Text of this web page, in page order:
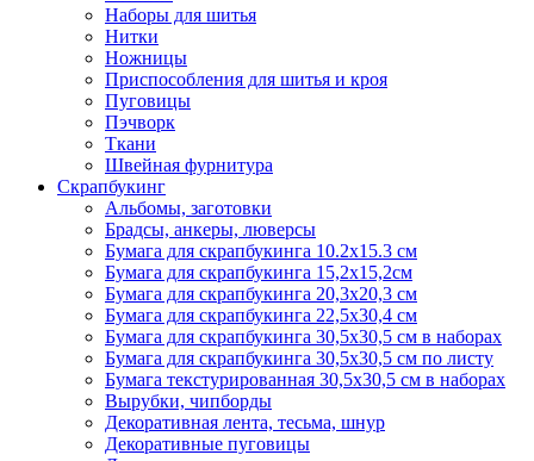
Наборы для шитья
Нитки
Ножницы
Приспособления для шитья и кроя
Пуговицы
Пэчворк
Ткани
Швейная фурнитура
Скрапбукинг
Альбомы, заготовки
Брадсы, анкеры, люверсы
Бумага для скрапбукинга 10.2х15.3 см
Бумага для скрапбукинга 15,2х15,2см
Бумага для скрапбукинга 20,3х20,3 см
Бумага для скрапбукинга 22,5х30,4 см
Бумага для скрапбукинга 30,5х30,5 см в наборах
Бумага для скрапбукинга 30,5х30,5 см по листу
Бумага текстурированная 30,5х30,5 см в наборах
Вырубки, чипборды
Декоративная лента, тесьма, шнур
Декоративные пуговицы